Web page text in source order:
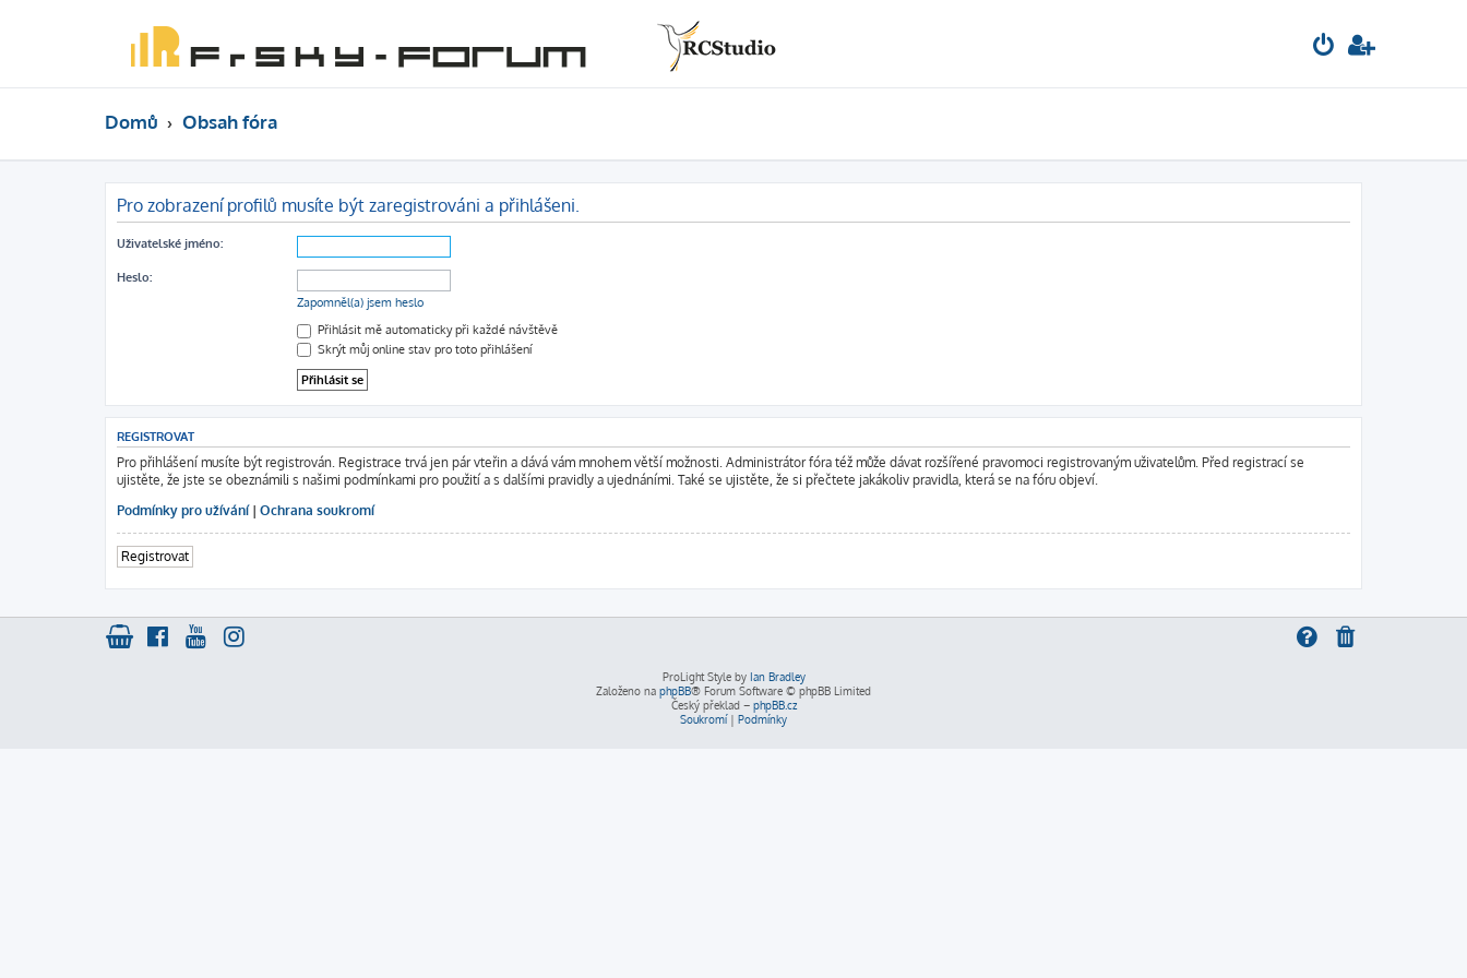
Domů Obsah fóra
Pro zobrazení profilů musíte být zaregistrováni a přihlášeni.
Uživatelské jméno:
Heslo:
Zapomněl(a) jsem heslo
Přihlásit mě automaticky při každé návštěvě
Skrýt můj online stav pro toto přihlášení
REGISTROVAT
Pro přihlášení musíte být registrován. Registrace trvá jen pár vteřin a dává vám mnohem větší možnosti. Administrátor fóra též může dávat rozšířené pravomoci registrovaným uživatelům. Před registrací se
ujistěte, že jste se obeznámili s našimi podmínkami pro použití a s dalšími pravidly a ujednáními. Také se ujistěte, že si přečtete jakákoliv pravidla, která se na fóru objeví.
Podmínky pro užívání| Ochrana soukromí
Registrovat
ProLight Style by Ian Bradley
Založeno na phpBB® Forum Software © phpBB Limited
Český překlad – phpBB.cz
Soukromí| Podmínky